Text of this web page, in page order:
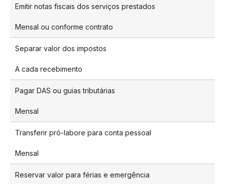
Emitir notas fiscais dos serviços prestados
Mensal ou conforme contrato
Separar valor dos impostos
A cada recebimento
Pagar DAS ou guias tributárias
Mensal
Transferir pró-labore para conta pessoal
Mensal
Reservar valor para férias e emergência